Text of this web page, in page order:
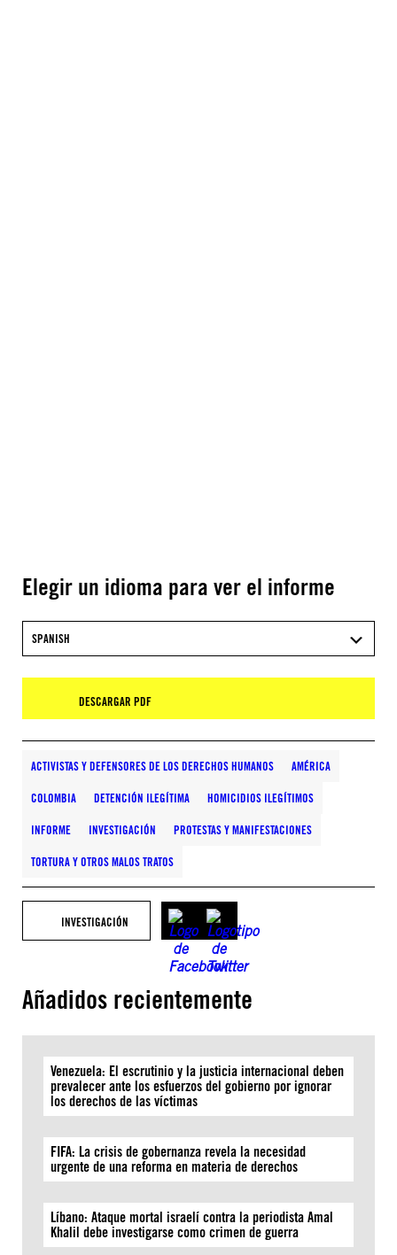
Elegir un idioma para ver el informe
SPANISH
DESCARGAR PDF
ACTIVISTAS Y DEFENSORES DE LOS DERECHOS HUMANOS AMÉRICA
COLOMBIA DETENCIÓN ILEGÍTIMA HOMICIDIOS ILEGÍTIMOS
INFORME INVESTIGACIÓN PROTESTAS Y MANIFESTACIONES
TORTURA Y OTROS MALOS TRATOS
INVESTIGACIÓN
Añadidos recientemente
Venezuela: El escrutinio y la justicia internacional deben
prevalecer ante los esfuerzos del gobierno por ignorar
los derechos de las víctimas
FIFA: La crisis de gobernanza revela la necesidad
urgente de una reforma en materia de derechos
Líbano: Ataque mortal israelí contra la periodista Amal
Khalil debe investigarse como crimen de guerra